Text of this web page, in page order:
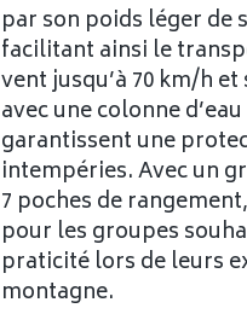
par son poids léger de
facilitant ainsi le
vent jusqu’à 70 km/h
avec une colonne
garantissent une
intempéries. Avec un
7 poches de
pour les groupes
praticité lors de leurs
montagne.